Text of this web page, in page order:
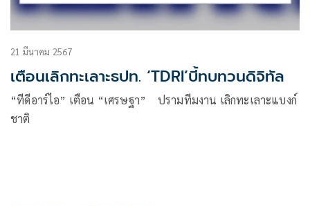
21 มีนาคม 2567
เตือนเลิกทะเลาะธปท. ‘TDRI’บี้ทบทวนดิจิทัล
“ทีดีอาร์ไอ” เตือน “เศรษฐา” ปรามทีมงาน เลิกทะเลาะแบงก์
ชาติ